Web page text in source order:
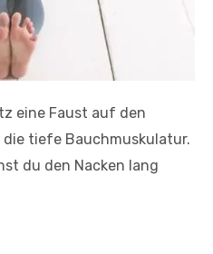
eine Faust auf den
tiefe Bauchmuskulatur.
du den Nacken lang